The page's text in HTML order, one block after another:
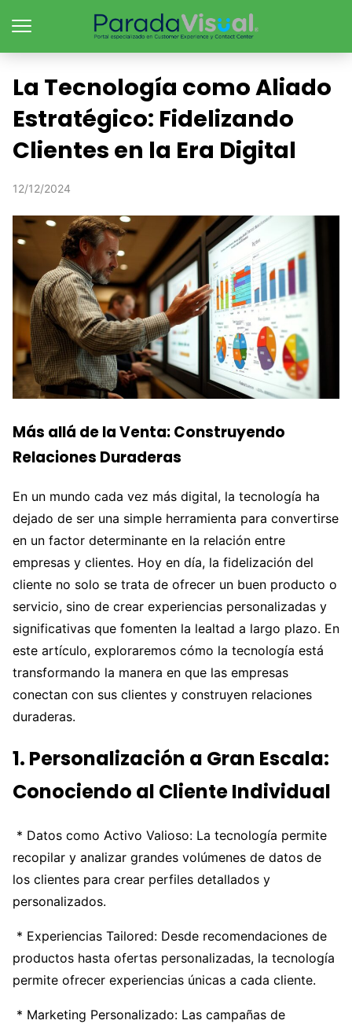
La Tecnología como Aliado
Estratégico: Fidelizando
Clientes en la Era Digital
12/12/2024
Más allá de la Venta: Construyendo
Relaciones Duraderas
En un mundo cada vez más digital, la tecnología ha
dejado de ser una simple herramienta para convertirse
en un factor determinante en la relación entre
empresas y clientes. Hoy en día, la fidelización del
cliente no solo se trata de ofrecer un buen producto o
servicio, sino de crear experiencias personalizadas y
significativas que fomenten la lealtad a largo plazo. En
este artículo, exploraremos cómo la tecnología está
transformando la manera en que las empresas
conectan con sus clientes y construyen relaciones
duraderas.
1. Personalización a Gran Escala:
Conociendo al Cliente Individual
* Datos como Activo Valioso: La tecnología permite
recopilar y analizar grandes volúmenes de datos de
los clientes para crear perfiles detallados y
personalizados.
* Experiencias Tailored: Desde recomendaciones de
productos hasta ofertas personalizadas, la tecnología
permite ofrecer experiencias únicas a cada cliente.
* Marketing Personalizado: Las campañas de